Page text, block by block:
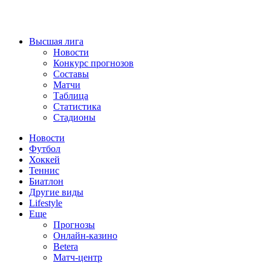
Высшая лига
Новости
Конкурс прогнозов
Составы
Матчи
Таблица
Статистика
Стадионы
Новости
Футбол
Хоккей
Теннис
Биатлон
Другие виды
Lifestyle
Еще
Прогнозы
Онлайн-казино
Betera
Матч-центр